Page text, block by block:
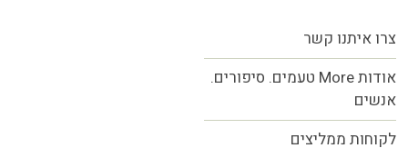
צרו איתנו קשר
אודות More טעמים. סיפורים.
אנשים
לקוחות ממליצים